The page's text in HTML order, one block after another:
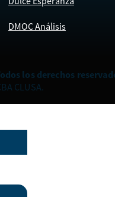
DMOC Análisis
los derechos
CLUSA.